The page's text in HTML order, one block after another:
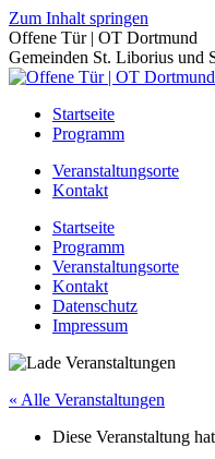
Zum Inhalt springen
Offene Tür | OT Dortmund
Gemeinden St. Liborius und
Startseite
Programm
Veranstaltungsorte
Kontakt
Startseite
Programm
Veranstaltungsorte
Kontakt
Datenschutz
Impressum
« Alle Veranstaltungen
Diese Veranstaltung